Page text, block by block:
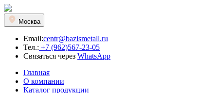
Москва
Email:centr@bazismetall.ru
Тел.: +7 (962)567-23-05
Связаться через WhatsApp
Главная
О компании
Каталог продукции